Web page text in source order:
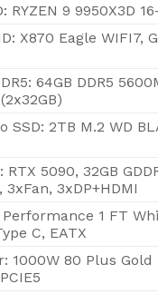
RYZEN 9 9950X3D
X870 Eagle WIFI7,
64GB DDR5
SSD: 2TB M.2 WD
5090, 32GB
3xFan, 3xDP+HDMI
1 FT
C, EATX
1000W 80 Plus